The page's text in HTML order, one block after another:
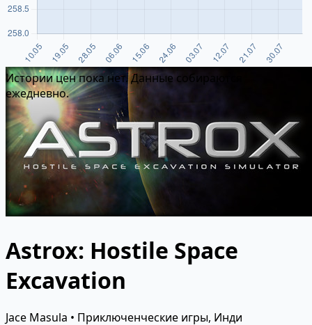
Истории цен пока нет. Данные собираются
ежедневно.
Astrox: Hostile Space
Excavation
Jace Masula • Приключенческие игры, Инди